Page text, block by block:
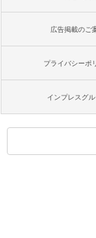
広告掲載のご
プライバシーポ
インプレスグ